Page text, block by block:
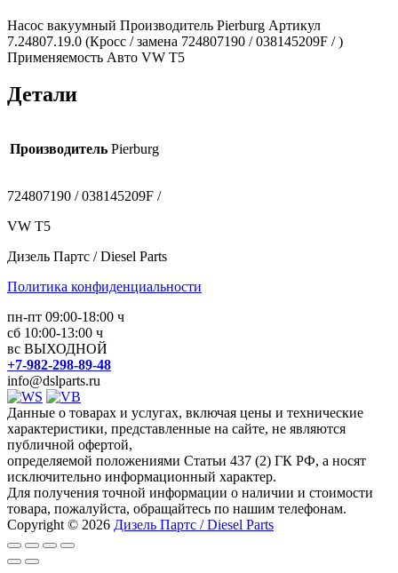
Насос вакуумный Производитель Pierburg Артикул
7.24807.19.0 (Кросс / замена 724807190 / 038145209F / )
Применяемость Авто VW T5
Детали
Производитель Pierburg
724807190 / 038145209F /
VW T5
Дизель Партс / Diesel Parts
Политика конфиденциальности
пн-пт 09:00-18:00 ч
сб 10:00-13:00 ч
вс ВЫХОДНОЙ
+7-982-298-89-48
info@dslparts.ru
Данные о товарах и услугах, включая цены и технические
характеристики, представленные на сайте, не являются
публичной офертой,
определяемой положениями Статьи 437 (2) ГК РФ, а носят
исключительно информационный характер.
Для получения точной информации о наличии и стоимости
товара, пожалуйста, обращайтесь по нашим телефонам.
Copyright © 2026 Дизель Партс / Diesel Parts